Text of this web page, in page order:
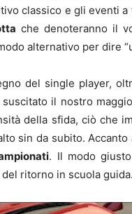
classico e gli eventi
che denoteranno il
alternativo per dire
del single player,
il nostro
della sfida, ciò che
sin da subito.
. Il modo
ritorno in scuola guida.